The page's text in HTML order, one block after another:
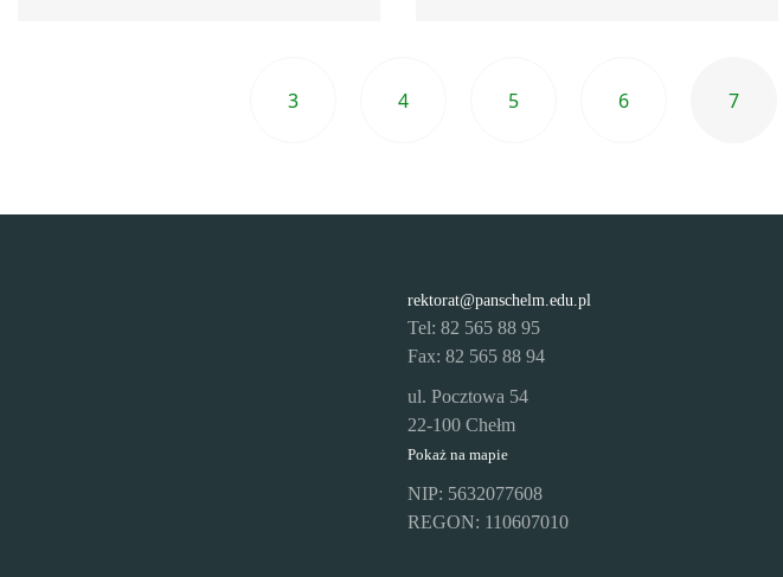
Przejdź do ostatniej strony
Poprzednia strona
3 4 5 6 7
rektorat@panschelm.edu.pl
Tel: 82 565 88 95
Fax: 82 565 88 94
ul. Pocztowa 54
22-100 Chełm
Pokaż na mapie
NIP: 5632077608
REGON: 110607010